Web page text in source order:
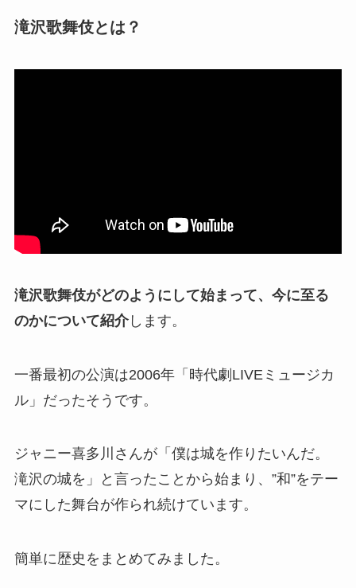
滝沢歌舞伎とは？
滝沢歌舞伎がどのようにして始まって、今に至る
のかについて紹介します。
一番最初の公演は2006年「時代劇LIVEミュージカ
ル」だったそうです。
ジャニー喜多川さんが「僕は城を作りたいんだ。
滝沢の城を」と言ったことから始まり、”和”をテー
マにした舞台が作られ続けています。
簡単に歴史をまとめてみました。